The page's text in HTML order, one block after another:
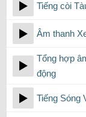
Tiếng còi
Âm thanh
Tổng hợp
động
Tiếng Sóng